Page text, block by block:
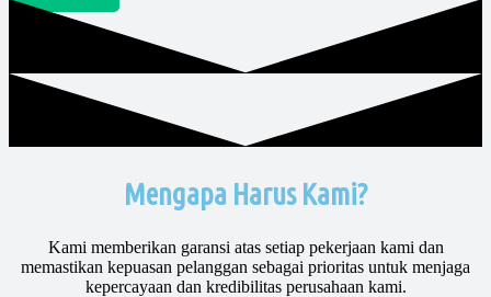
Mengapa Harus Kami?
Kami memberikan garansi atas setiap pekerjaan kami dan
memastikan kepuasan pelanggan sebagai prioritas untuk menjaga
kepercayaan dan kredibilitas perusahaan kami.